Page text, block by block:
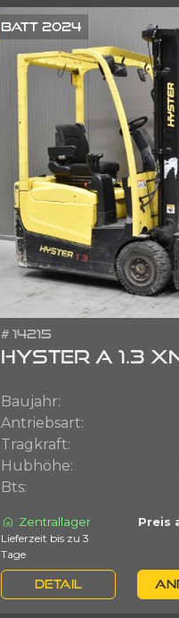
BATT 2024
# 14215
HYSTER A 1.3
Baujahr:
Antriebsart:
Tragkraft:
Hubhöhe:
Bts:
Zentrallager
Preis
Lieferzeit bis zu 3
Tage
DETAIL